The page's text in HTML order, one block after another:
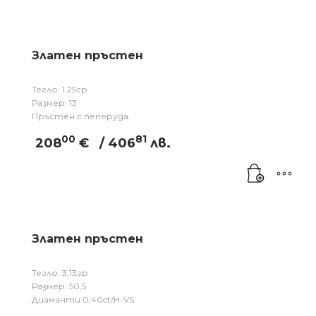
Златен пръстен
Тегло: 1.25гр
Размер: 13
Пръстен с пеперуда.
20800 € / 40681 лв.
Златен пръстен
Тегло: 3,13гр
Размер: 50,5
Диаманти:0,40ct/H-VS